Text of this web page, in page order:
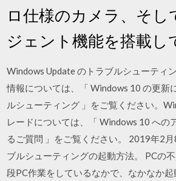
ロ仕様のカメラ、そし
ジェント機能を搭載し
Windows Update のトラブルシューティ
情報については、「 Windows 10 の更新
ルシューティング 」をご覧ください。
レードについては、「 Windows 10 への
るご質問 」をご覧ください。 2019年2
ブルシューティングの起動方法。 PCの
段PC作業をしているなかで、なかなか